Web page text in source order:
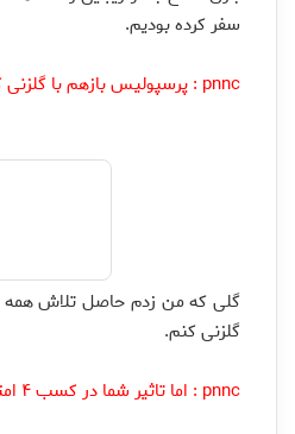
سفر کرده بودیم.
pnnc : پرسپولیس بازهم با گلزنی کریم باقری امتیاز گرفت…
گلی که من زدم حاصل تلاش همه
گلزنی کنم.
pnnc : اما تاثیر شما در کسب ۴ امتیاز از دو بازی گذشته غیرقابل انکار است !